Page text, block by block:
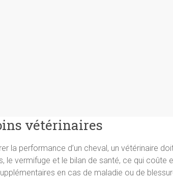
vétérinaires
la performance d’un cheval, un vétérinaire
le vermifuge et le bilan de santé, ce qui coûte
en cas de maladie ou de